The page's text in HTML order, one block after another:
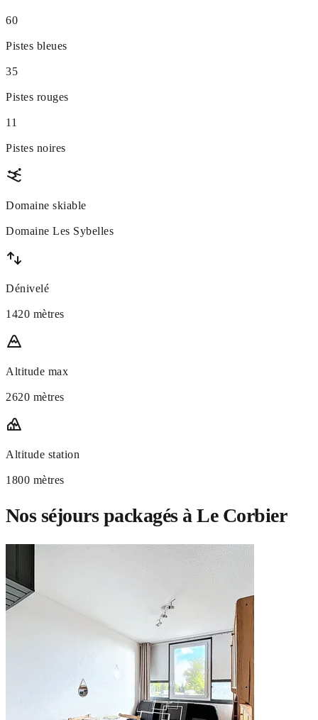
60
Pistes bleues
35
Pistes rouges
11
Pistes noires
Domaine skiable
Domaine Les Sybelles
Dénivelé
1420 mètres
Altitude max
2620 mètres
Altitude station
1800 mètres
Nos séjours packagés à Le Corbier